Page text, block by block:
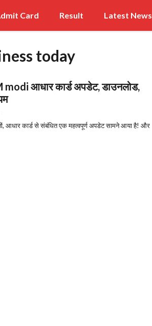
Card Result Latest News
today
आधार कार्ड अपडेट, डाउनलोड,
आधार कार्ड से संबंधित एक महत्वपूर्ण अपडेट सामने आया है! और